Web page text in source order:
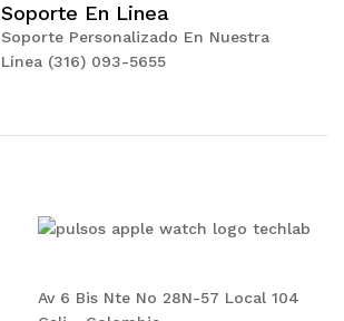
Soporte En Linea
Soporte Personalizado En Nuestra
Línea (316) 093-5655
Av 6 Bis Nte No 28N-57 Local 104